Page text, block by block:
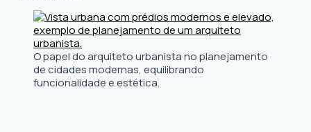
O papel do arquiteto urbanista no planejamento
de cidades modernas, equilibrando
funcionalidade e estética.